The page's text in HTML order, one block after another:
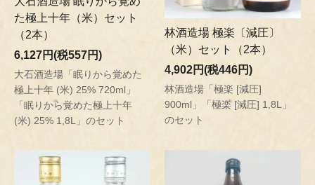
た極上十年（米）セット
（2本）
6,127円(税557円)
大石酒造場「眠りから覚めた
極上十年 (米) 25% 720ml」
「眠りから覚めた極上十年
(米) 25% 1,8L」のセット
林酒造場 極楽〔減圧〕
（米）セット（2本）
4,902円(税446円)
林酒造場「極楽 [減圧]
900ml」「極楽 [減圧] 1,8L」
のセット